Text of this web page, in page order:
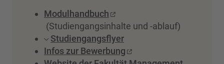
Modulhandbuch
(Studiengangsinhalte und -ablauf)
Studiengangsflyer
Infos zur Bewerbung